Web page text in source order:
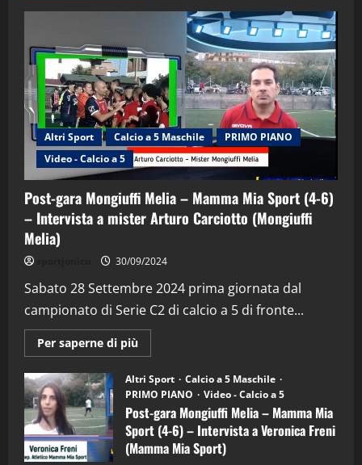
Altri Sport Calcio a 5 Maschile
PRIMO PIANO
Video - Calcio a 5
Post-gara Mongiuffi Melia – Mamma Mia Sport (4-6)
– Intervista a mister Arturo Carciotto (Mongiuffi
Melia)
30/09/2024
Sabato 28 Settembre 2024 prima giornata dal
campionato di Serie C2 di calcio a 5 di fronte...
Per saperne di più
informazioni
Post-
gara
Mongiuffi
Melia
–
Mamma
Mia
Sport
Altri Sport
Calcio a 5 Maschile
PRIMO PIANO
Video - Calcio a 5
Post-gara Mongiuffi Melia – Mamma Mia
Sport (4-6) – Intervista a Veronica Freni
(Mamma Mia Sport)
2
“SportEmpire” in Podcast: 29^ Puntata
(Martedi 28 Aprile 2026)
28/04/2026
3
"SportEmpire" in Podcast
“SportEmpire” in Podcast: 28^ Puntata
(Martedi 21 Aprile 2026)
21/04/2026